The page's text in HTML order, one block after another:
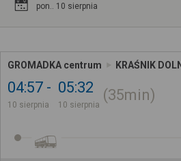
pon.. 10 sierpnia
GROMADKA centrum KRAŚNIK
04:57
10 sierpnia
05:32
10 sierpnia
35min